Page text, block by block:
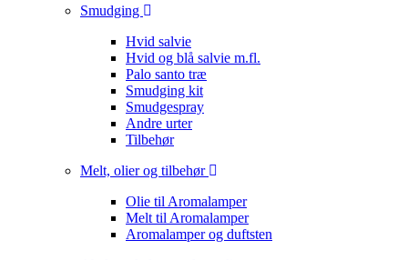
Smudging
Hvid salvie
Hvid og blå salvie m.fl.
Palo santo træ
Smudging kit
Smudgespray
Andre urter
Tilbehør
Melt, olier og tilbehør
Olie til Aromalamper
Melt til Aromalamper
Aromalamper og duftsten